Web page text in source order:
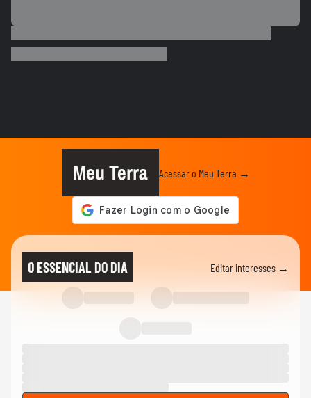
vendavais em meio à...
Lula diz que liberdade de expressão 'tem
limite' ao sancionar lei...
"É um milagre": Com 2% de chance de
engravidar, mulher se emociona...
Vídeo mostra o momento da prisão de pai
Meu Terra Acessar o Meu Terra →
O ESSENCIAL DO DIA Editar interesses →